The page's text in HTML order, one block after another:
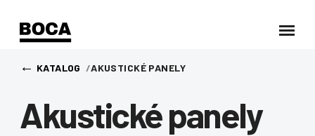
← KATALOG AKUSTICKÉ PANELY
Akustické panely